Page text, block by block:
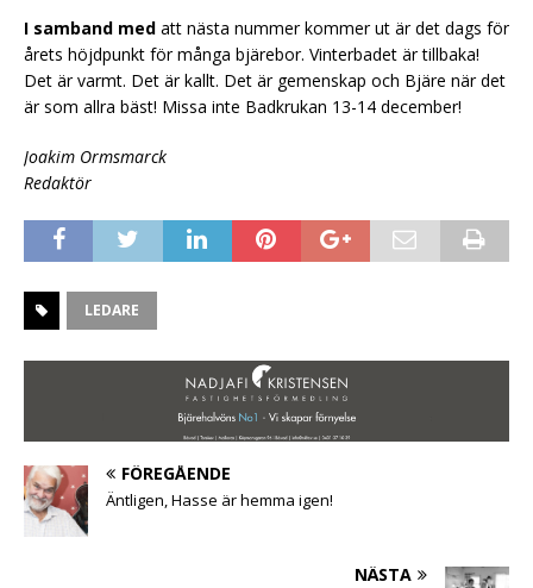
I samband med att nästa nummer kommer ut är det dags för
årets höjdpunkt för många bjärebor. Vinterbadet är tillbaka!
Det är varmt. Det är kallt. Det är gemenskap och Bjäre när det
är som allra bäst! Missa inte Badkrukan 13-14 december!
Joakim Ormsmarck
Redaktör
LEDARE
FÖREGÅENDE
Äntligen, Hasse är hemma igen!
NÄSTA